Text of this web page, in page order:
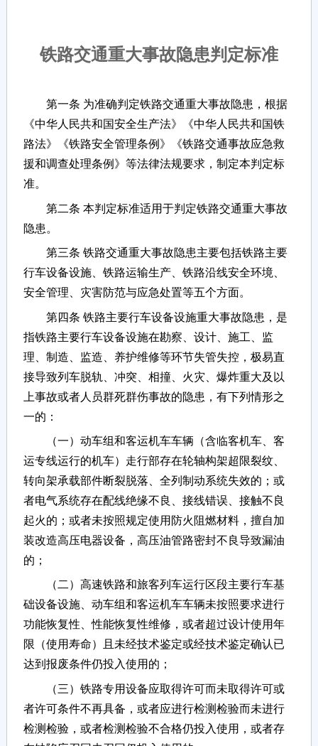
铁路交通重大事故隐患判定标准
第一条 为准确判定铁路交通重大事故隐患，根据
《中华人民共和国安全生产法》《中华人民共和国铁
路法》《铁路安全管理条例》《铁路交通事故应急救
援和调查处理条例》等法律法规要求，制定本判定标
准。
第二条 本判定标准适用于判定铁路交通重大事故
隐患。
第三条 铁路交通重大事故隐患主要包括铁路主要
行车设备设施、铁路运输生产、铁路沿线安全环境、
安全管理、灾害防范与应急处置等五个方面。
第四条 铁路主要行车设备设施重大事故隐患，是
指铁路主要行车设备设施在勘察、设计、施工、监
理、制造、监造、养护维修等环节失管失控，极易直
接导致列车脱轨、冲突、相撞、火灾、爆炸重大及以
上事故或者人员群死群伤事故的隐患，有下列情形之
一的：
（一）动车组和客运机车车辆（含临客机车、客
运专线运行的机车）走行部存在轮轴构架超限裂纹、
转向架承载部件断裂脱落、全列制动系统失效的；或
者电气系统存在配线绝缘不良、接线错误、接触不良
起火的；或者未按照规定使用防火阻燃材料，擅自加
装改造高压电器设备，高压油管路密封不良导致漏油
的；
（二）高速铁路和旅客列车运行区段主要行车基
础设备设施、动车组和客运机车车辆未按照要求进行
功能恢复性、性能恢复性维修，或者超过设计使用年
限（使用寿命）且未经技术鉴定或经技术鉴定确认已
达到报废条件仍投入使用的；
（三）铁路专用设备应取得许可而未取得许可或
者许可条件不再具备，或者应进行检测检验而未进行
检测检验，或者检测检验不合格仍投入使用，或者存